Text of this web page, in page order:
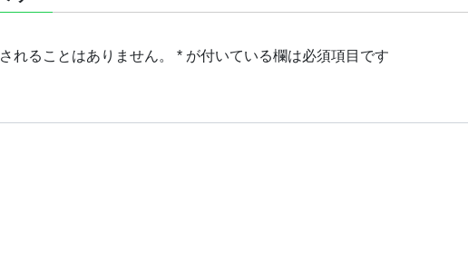
れることはありません。 * が付いている欄は必須項目です